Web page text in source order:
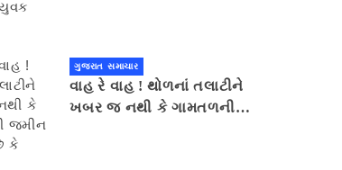
ગુજરાત સમાચાર
વાહ રે વાહ ! થોળનાં તલાટીને
ખબર જ નથી કે ગામતળની